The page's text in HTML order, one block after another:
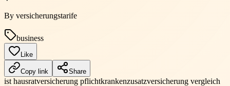
By versicherungstarife
business
Like
Copy link Share
ist hausratversicherung pflichtkrankenzusatzversicherung vergleich